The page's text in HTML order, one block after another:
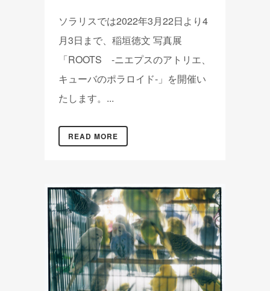
ソラリスでは2022年3月22日より4
月3日まで、稲垣徳文 写真展
「ROOTS -ニエプスのアトリエ、
キューバのポラロイド-」を開催い
たします。...
READ MORE